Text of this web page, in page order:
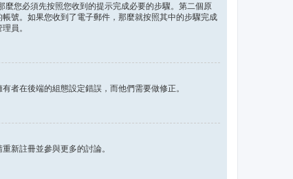
您必須先按照您收到的提示完成必要的步驟。第二個原
號。如果您收到了電子郵件，那麼就按照其中的步驟完成
員。
者在後端的組態設定錯誤，而他們需要做修正。
新註冊並參與更多的討論。